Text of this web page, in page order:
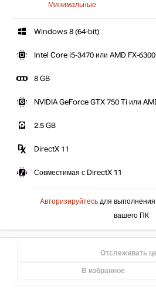
Минимальные
Windows 8 (64-bit)
Intel Core i5-3470 или AMD FX-6300
8 GB
NVIDIA GeForce GTX 750 Ti или
2.5 GB
DirectX 11
Совместимая с DirectX 11
Авторизируйтесь для выполнения
вашего ПК
Отслеживать
В избранное